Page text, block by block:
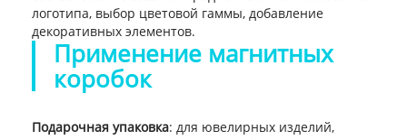
логотипа, выбор цветовой гаммы, добавление
декоративных элементов.
Применение магнитных
коробок
Подарочная упаковка: для ювелирных изделий,